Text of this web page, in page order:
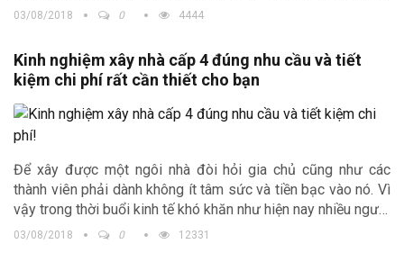
đòi hỏi sự cẩn thận, tỉ mỉ và chu đáo. Và với những ai đang
nghiệm xây nhà
quý giá do Trịnh Gia tổng hợp sau đây nhé.
03/08/2018 0 4444
Kinh nghiệm xây nhà cấp 4 đúng nhu cầu và tiết
kiệm chi phí rất cần thiết cho bạn
Để xây được một ngôi nhà đòi hỏi gia chủ cũng như các
thành viên phải dành không ít tâm sức và tiền bạc vào nó. Vì
vậy trong thời buổi kinh tế khó khăn như hiện nay nhiều người
đã chọn xây cho mình một căn nhà cấp 4 để ở, hay đơn giản
03/08/2018 0 12331